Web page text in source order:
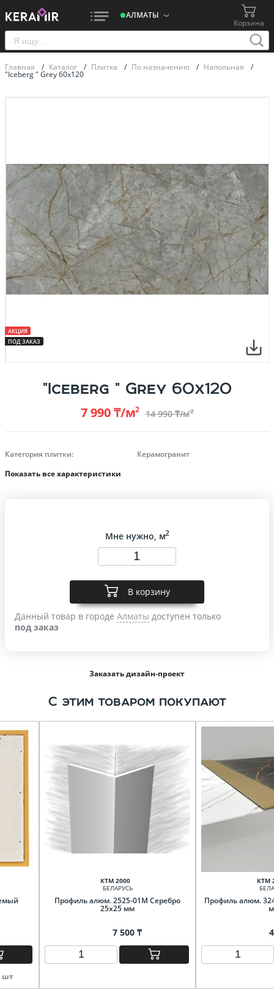
АЛМАТЫ
Корзина
Главная / Каталог / Плитка / По назначению / Напольная /
"Iceberg " Grey 60х120
АКЦИЯ
ПОД ЗАКАЗ
"Iceberg " Grey 60х120
7 990 ₸/м2 14 990 ₸/м2
Категория плитки:
Керамогранит
Показать все характеристики
Мне нужно, м2
В корзину
Данный товар в городе Алматы доступен только
под заказ
Заказать дизайн-проект
С этим товаром покупают
шт
КТМ 2000
БЕЛАРУСЬ
Профиль алюм. 2525-01М Серебро
25х25 мм
7 500 ₸
КТМ
Профиль алюм.